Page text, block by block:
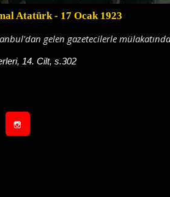
Atatürk - 17 Ocak 1923
gelen gazetecilerle
14. Cilt, s.302